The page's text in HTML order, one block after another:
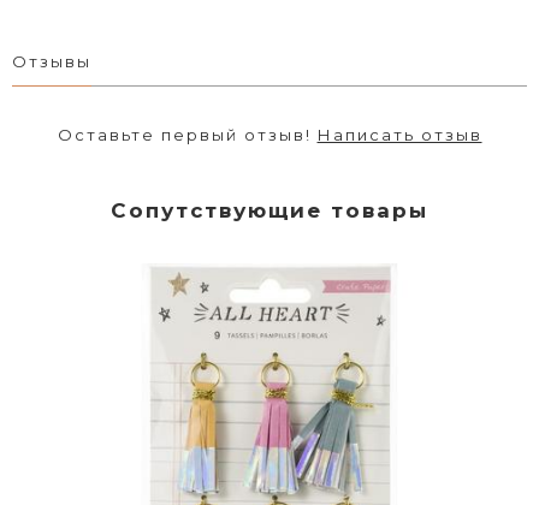
Отзывы
Оставьте первый отзыв! Написать отзыв
Сопутствующие товары